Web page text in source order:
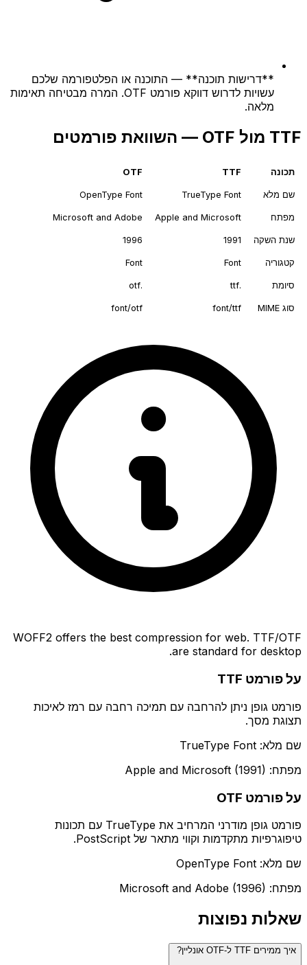
**דרישות תוכנה** — התוכנה או הפלטפורמה שלכם
עשויות לדרוש דווקא פורמט OTF. המרה מבטיחה תאימות
מלאה.
TTF מול OTF — השוואת פורמטים
תכונה TTF
OTF
שם מלא TrueType Font
OpenType Font
מפתח Apple and Microsoft
Microsoft and Adobe
שנת השקה 1991
1996
קטגוריה Font
Font
סיומת .ttf
.otf
סוג MIME font/ttf
font/otf
WOFF2 offers the best compression for web. TTF/OTF
are standard for desktop.
על פורמט TTF
פורמט גופן ניתן להרחבה עם תמיכה רחבה עם רמז לאיכות
תצוגת מסך.
שם מלא: TrueType Font
מפתח: Apple and Microsoft (1991)
על פורמט OTF
פורמט גופן מודרני המרחיב את TrueType עם תכונות
טיפוגרפיות מתקדמות וקווי מתאר של PostScript.
שם מלא: OpenType Font
מפתח: Microsoft and Adobe (1996)
שאלות נפוצות
איך ממירים TTF ל-OTF אונליין?